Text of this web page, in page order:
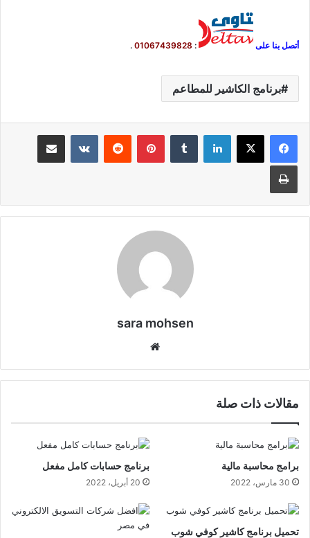
أتصل بنا على :
01067439828
.
برنامج الكاشير للمطاعم
لينكدإن بينتيريست مشاركة عبر البريد
طباعة
sara mohsen
مقالات ذات صلة
برامج محاسبة مالية
30 مارس، 2022
برنامج حسابات كامل مفعل
20 أبريل، 2022
تحميل برنامج كاشير كوفي شوب